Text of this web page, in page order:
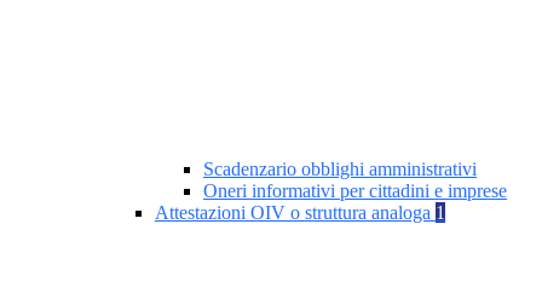
Scadenzario obblighi amministrativi
Oneri informativi per cittadini e imprese
Attestazioni OIV o struttura analoga 1